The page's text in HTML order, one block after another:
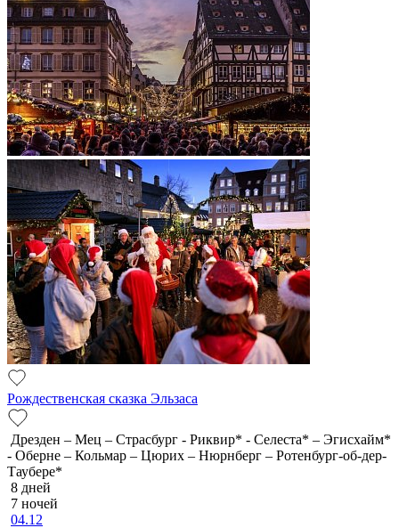
Рождественская сказка Эльзаса
Дрезден – Мец – Страсбург - Риквир* - Селеста* – Эгисхайм*
- Оберне – Кольмар – Цюрих – Нюрнберг – Ротенбург-об-дер-
Таубере*
8 дней
7 ночей
04.12